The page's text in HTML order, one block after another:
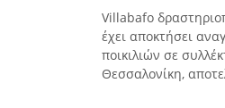
Villabafo
έχει αποκτήσει
ποικιλιών σε
Θεσσαλονίκη,